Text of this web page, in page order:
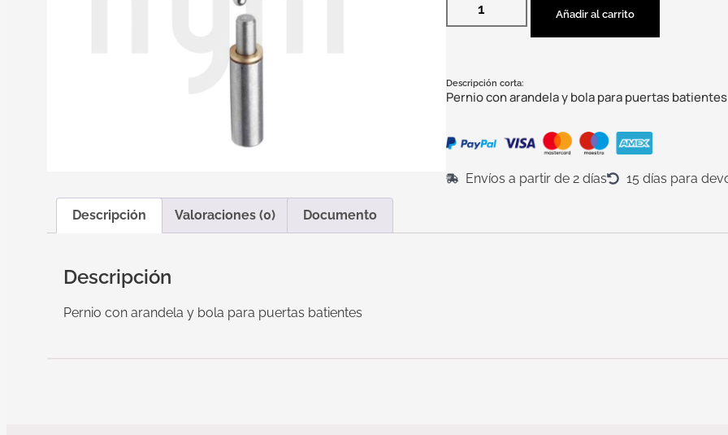
Añadir al carrito
Descripción corta:
Pernio con arandela y bola para puertas batientes
Envíos a partir de 2 días 15 días para
Descripción Valoraciones (0) Documento
Descripción
Pernio con arandela y bola para puertas batientes